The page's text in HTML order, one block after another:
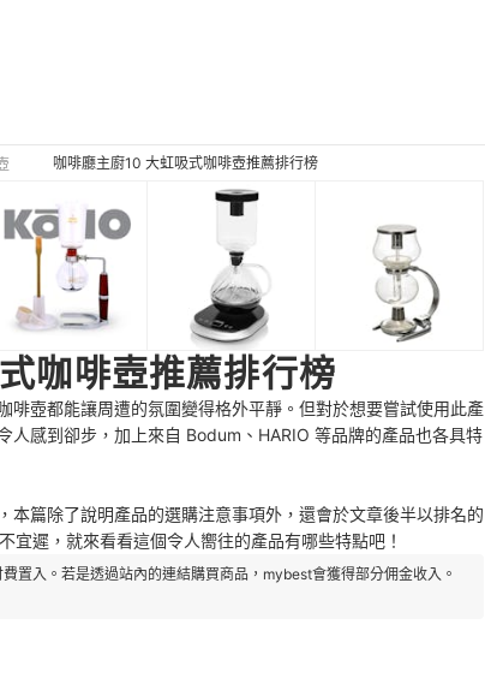
咖啡廳主廚10 大虹吸式咖啡壺推薦排行榜
咖啡壺推薦排行榜
啡壺都能讓周遭的氛圍變得格外平靜。但對於想要嘗試使用此產
人感到卻步，加上來自 Bodum、HARIO 等品牌的產品也各具特
本篇除了說明產品的選購注意事項外，還會於文章後半以排名的
宜遲，就來看看這個令人嚮往的產品有哪些特點吧！
置入。若是透過站內的連結購買商品，mybest會獲得部分佣金收入。